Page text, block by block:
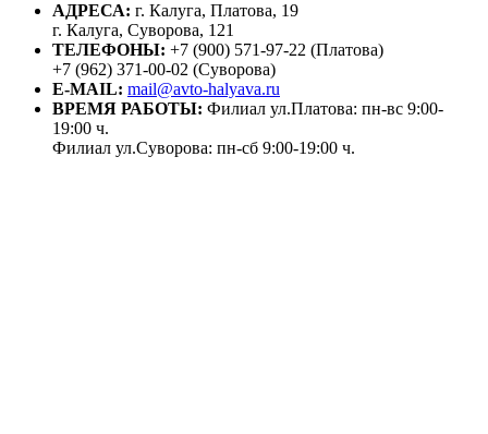
АДРЕСА: г. Калуга, Платова, 19
г. Калуга, Суворова, 121
ТЕЛЕФОНЫ: +7 (900) 571-97-22 (Платова)
+7 (962) 371-00-02 (Суворова)
E-MAIL: mail@avto-halyava.ru
ВРЕМЯ РАБОТЫ: Филиал ул.Платова: пн-вс 9:00-
19:00 ч.
Филиал ул.Суворова: пн-сб 9:00-19:00 ч.